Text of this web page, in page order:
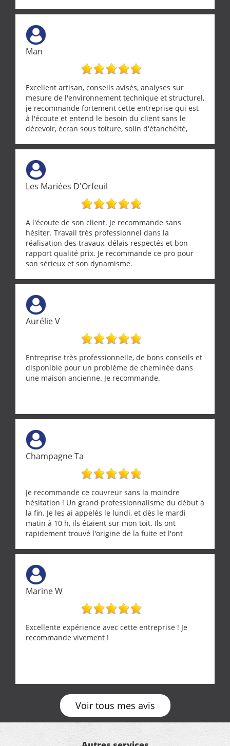
Man
Excellent artisan, conseils avisés, analyses sur
mesure de l'environnement technique et structurel,
je recommande fortement cette entreprise qui est
à l'écoute et entend le besoin du client sans le
décevoir, écran sous toiture, solin d'étanchéité,
récupérateur d'eau, tout a été parfaitement mis en
œuvre sans besoin d'y revenir. confiance assurée.
Les Mariées D'Orfeuil
A l'écoute de son client. Je recommande sans
hésiter. Travail très professionnel dans la
réalisation des travaux, délais respectés et bon
rapport qualité prix. Je recommande ce pro pour
son sérieux et son dynamisme.
Aurélie V
Entreprise très professionnelle, de bons conseils et
disponible pour un problème de cheminée dans
une maison ancienne. Je recommande.
Champagne Ta
Je recommande ce couvreur sans la moindre
hésitation ! Un grand professionnalisme du début à
la fin. Je les ai appelés le lundi, et dès le mardi
matin à 10 h, ils étaient sur mon toit. Ils ont
rapidement trouvé l'origine de la fuite et l'ont
Une équipe sérieuse, réactive et compétente. C'est
vraiment rassurant de pouvoir compter sur des
artisans aussi professionnels. Merci encore !
Marine W
Excellente expérience avec cette entreprise ! Je
recommande vivement !
Voir tous mes avis